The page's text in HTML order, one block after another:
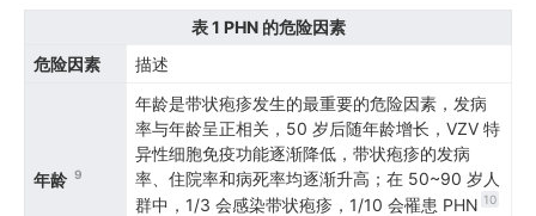
表 1 PHN 的危险因素
危险因素
描述
年龄 9
年龄是带状疱疹发生的最重要的危险因素，发病
率与年龄呈正相关，50 岁后随年龄增长，VZV 特
异性细胞免疫功能逐渐降低，带状疱疹的发病
率、住院率和病死率均逐渐升高；在 50~90 岁人
群中，1/3 会感染带状疱疹，1/10 会罹患 PHN 10